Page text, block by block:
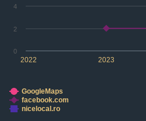
2022 2023
0
2
4
GoogleMaps
facebook.com
nicelocal.ro